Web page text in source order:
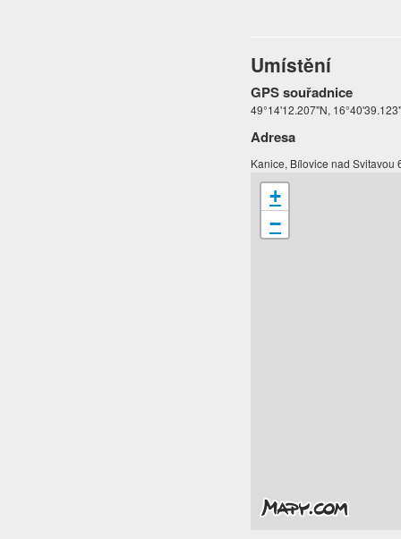
Umístění
GPS souřadnice
49°14'12.207"N,
Adresa
Kanice, Bílovice nad Svitavou
+
−